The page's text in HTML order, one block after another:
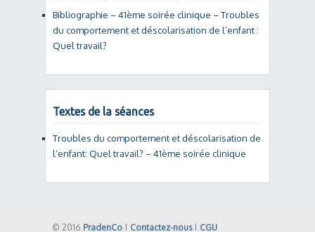
Bibliographie – 41ème soirée clinique – Troubles
du comportement et déscolarisation de l’enfant :
Quel travail?
Textes de la séances
Troubles du comportement et déscolarisation de
l’enfant: Quel travail? – 41ème soirée clinique
© 2016 PradenCo Contactez-nous| CGU